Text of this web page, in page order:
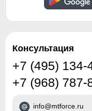
Консультация
+7 (495) 134-
+7 (968) 787-
info@mtforce.ru